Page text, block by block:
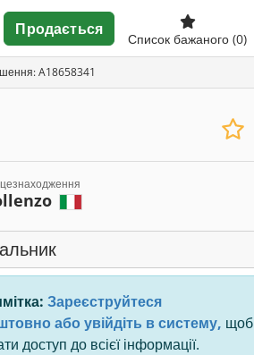
Продається
Список бажаного (0)
A18658341
Зареєструйтеся
або увійдіть в систему, щоб
доступ до всієї інформації.